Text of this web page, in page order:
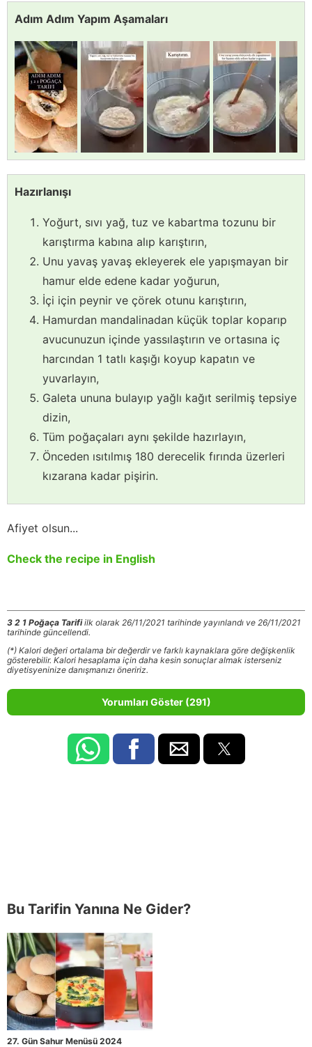
Adım Adım Yapım Aşamaları
Hazırlanışı
Yoğurt, sıvı yağ, tuz ve kabartma tozunu bir
karıştırma kabına alıp karıştırın,
Unu yavaş yavaş ekleyerek ele yapışmayan bir
hamur elde edene kadar yoğurun,
İçi için peynir ve çörek otunu karıştırın,
Hamurdan mandalinadan küçük toplar koparıp
avucunuzun içinde yassılaştırın ve ortasına iç
harcından 1 tatlı kaşığı koyup kapatın ve
yuvarlayın,
Galeta ununa bulayıp yağlı kağıt serilmiş tepsiye
dizin,
Tüm poğaçaları aynı şekilde hazırlayın,
Önceden ısıtılmış 180 derecelik fırında üzerleri
kızarana kadar pişirin.
Afiyet olsun...
Check the recipe in English
3 2 1 Poğaça Tarifiilk olarak 26/11/2021 tarihinde yayınlandı ve 26/11/2021
tarihinde güncellendi.
(*) Kalori değeri ortalama bir değerdir ve farklı kaynaklara göre değişkenlik
gösterebilir. Kalori hesaplama için daha kesin sonuçlar almak isterseniz
diyetisyeninize danışmanızı öneririz.
Yorumları Göster (291)
Bu Tarifin Yanına Ne Gider?
27. Gün Sahur Menüsü 2024